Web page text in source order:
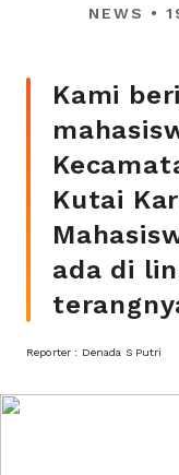
NEWS •
Kami
Kutai
ada di
Reporter : Denada S Putri